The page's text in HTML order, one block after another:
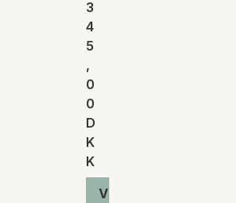
3
4
5
,
0
0
D
K
K
Vis produkt